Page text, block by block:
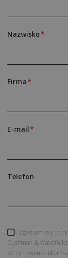
Nazwisko
Firma
E-mail
Telefon
Zgadzam się na
Cushman &
otrzymywania